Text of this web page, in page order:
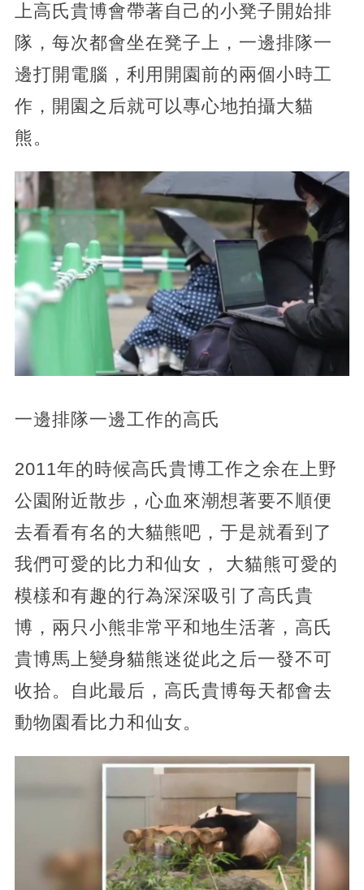
上高氏貴博會帶著自己的小凳子開始排
隊，每次都會坐在凳子上，一邊排隊一
邊打開電腦，利用開園前的兩個小時工
作，開園之后就可以專心地拍攝大貓
熊。
一邊排隊一邊工作的高氏
2011年的時候高氏貴博工作之余在上野
公園附近散步，心血來潮想著要不順便
去看看有名的大貓熊吧，于是就看到了
我們可愛的比力和仙女， 大貓熊可愛的
模樣和有趣的行為深深吸引了高氏貴
博，兩只小熊非常平和地生活著，高氏
貴博馬上變身貓熊迷從此之后一發不可
收拾。自此最后，高氏貴博每天都會去
動物園看比力和仙女。